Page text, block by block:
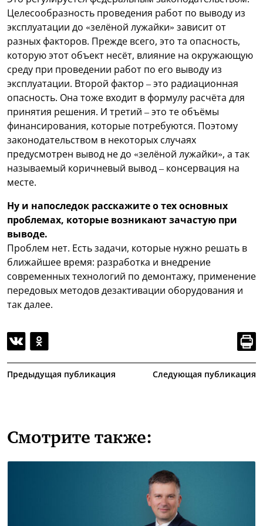
Целесообразность проведения работ по выводу из
эксплуатации до «зелёной лужайки» зависит от
разных факторов. Прежде всего, это та опасность,
которую этот объект несёт, влияние на окружающую
среду при проведении работ по его выводу из
эксплуатации. Второй фактор – это радиационная
опасность. Она тоже входит в формулу расчёта для
принятия решения. И третий – это те объёмы
финансирования, которые потребуются. Поэтому
законодательством в некоторых случаях
предусмотрен вывод не до «зелёной лужайки», а так
называемый коричневый вывод – консервация на
месте.
Ну и напоследок расскажите о тех основных
проблемах, которые возникают зачастую при
выводе.
Проблем нет. Есть задачи, которые нужно решать в
ближайшее время: разработка и внедрение
современных технологий по демонтажу, применение
передовых методов дезактивации оборудования и
так далее.
Предыдущая публикация Следующая публикация
Смотрите также: